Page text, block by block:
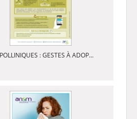
: GESTES À ADOP...